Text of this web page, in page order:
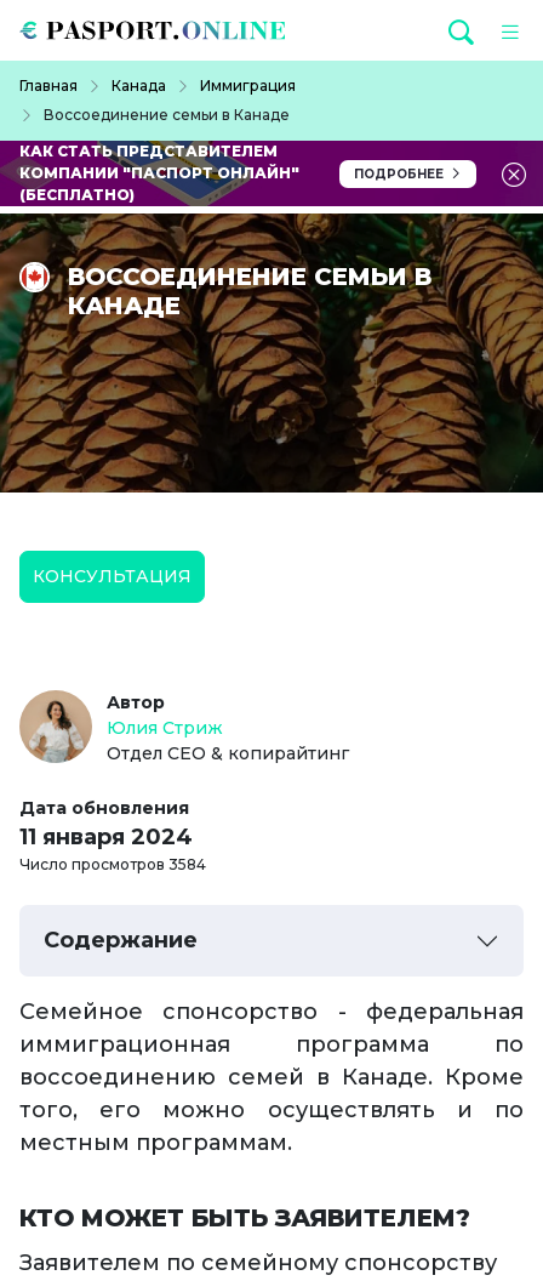
Главная Канада
Иммиграция
Воссоединение семьи в Канаде
КАК СТАТЬ ПРЕДСТАВИТЕЛЕМ
КОМПАНИИ "ПАСПОРТ ОНЛАЙН"
(БЕСПЛАТНО)
ПОДРОБНЕЕ
ВОССОЕДИНЕНИЕ СЕМЬИ В
КАНАДЕ
КОНСУЛЬТАЦИЯ
Автор
Юлия Стриж
Отдел СЕО & копирайтинг
Дата обновления
11 января 2024
Число просмотров 3584
Содержание
Семейное спонсорство - федеральная
иммиграционная программа по
воссоединению семей в Канаде. Кроме
того, его можно осуществлять и по
местным программам.
КТО МОЖЕТ БЫТЬ ЗАЯВИТЕЛЕМ?
Заявителем по семейному спонсорству